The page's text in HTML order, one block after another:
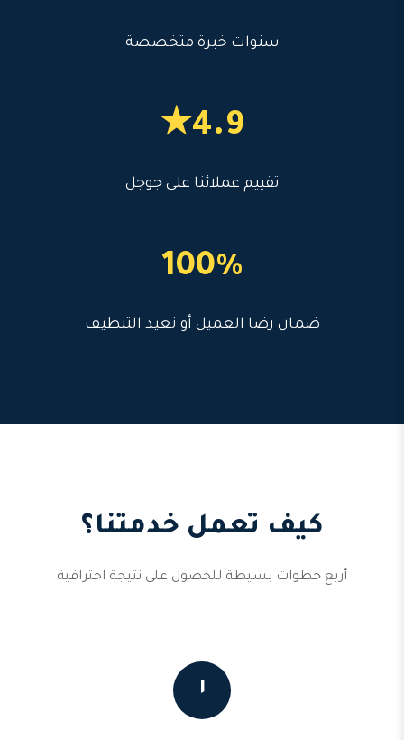
سنوات خبرة متخصصة
4.9★
تقييم عملائنا على جوجل
100%
ضمان رضا العميل أو نعيد التنظيف
كيف تعمل خدمتنا؟
أربع خطوات بسيطة للحصول على نتيجة احترافية
١